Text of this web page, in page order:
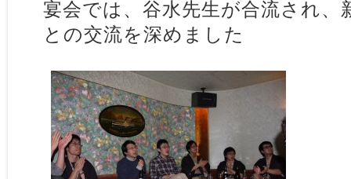
宴会では、谷水先生が合流され、
との交流を深めました